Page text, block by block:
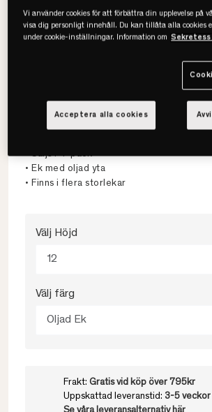
Viking
Adam Sängben 4-pack
• Säljs i 4-pack
• Ek med oljad yta
• Finns i flera storlekar
Välj Höjd
12
Välj färg
Oljad Ek
Frakt: Gratis vid köp över 795kr
Uppskattad leveranstid: 3-5 veckor
Vi använder cookies för att förbättra din upplevelse på
visa dig personligt innehåll. Du kan tillåta alla cookies
under cookie-inställningar. Information om Sekretess
Acceptera alla cookies